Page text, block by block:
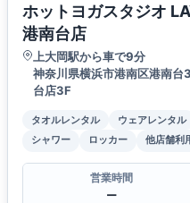
ホットヨガスタジオ
港南台店
上大岡駅から車で9分
神奈川県横浜市港南区港南
台店3F
タオルレンタル ウェアレンタル
シャワー
ロッカー 他店舗利
営業時間
ー